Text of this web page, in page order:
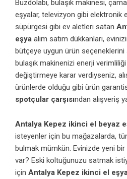
Buzdolabı, bulaşık makinesi,
eşyalar, televizyon gibi elektronik
süpürgesi gibi ev aletleri satan
eşya alım satım dükkanları,
bütçeye uygun ürün seçeneklerini
bulaşık makinenizi enerji
değiştirmeye karar verdiyseniz,
ürünlerde olduğu gibi ürün
spotçular çarşısından alışveriş
Antalya Kepez ikinci el beyaz
isteyenler için bu mağazalarda,
bulmak mümkün. Evinizde yeni bir
var? Eski koltuğunuzu satmak
için Antalya Kepez ikinci el